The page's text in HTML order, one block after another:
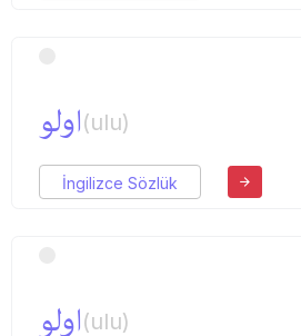
اولو(ulu)
İngilizce Sözlük
اولو(ulu)